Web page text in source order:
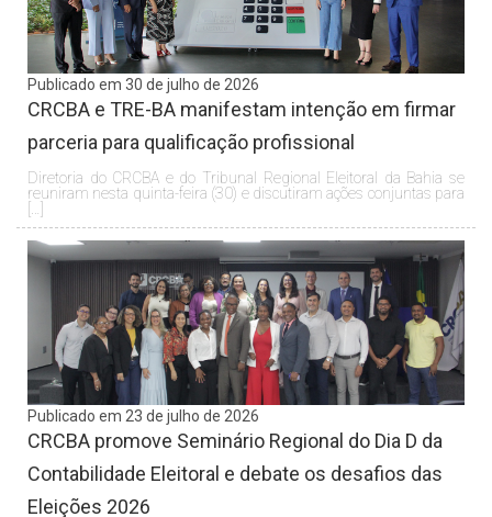
Publicado em 30 de julho de 2026
CRCBA e TRE-BA manifestam intenção em firmar
parceria para qualificação profissional
Diretoria do CRCBA e do Tribunal Regional Eleitoral da Bahia se
reuniram nesta quinta-feira (30) e discutiram ações conjuntas para
Publicado em 23 de julho de 2026
CRCBA promove Seminário Regional do Dia D da
Contabilidade Eleitoral e debate os desafios das
Eleições 2026